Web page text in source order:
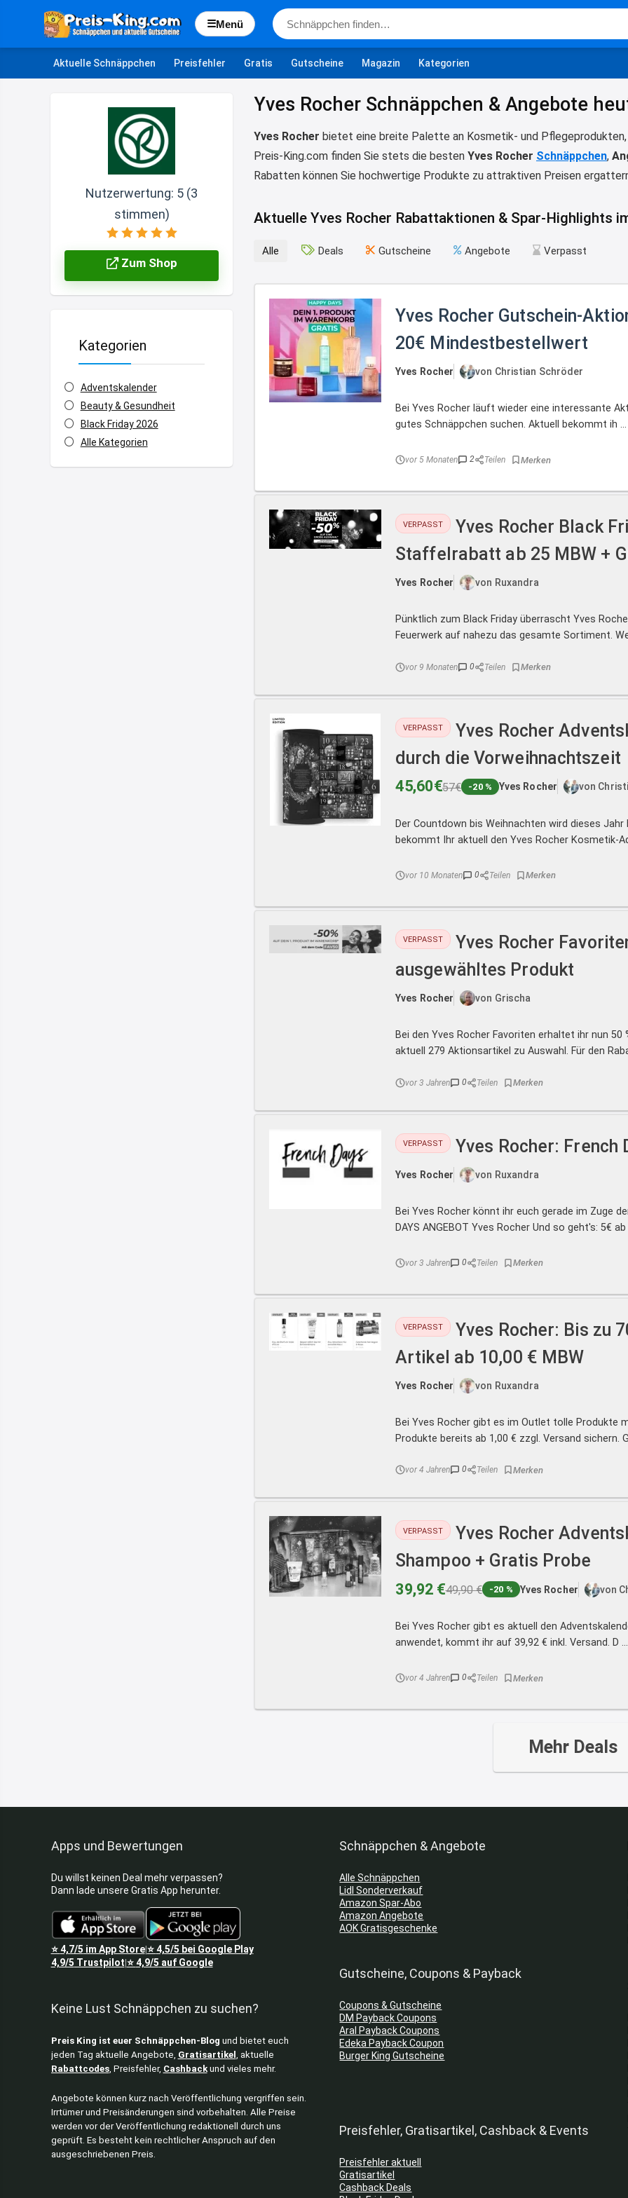
☰Menü
Aktuelle Schnäppchen Preisfehler Gratis Gutscheine Magazin Kategorien
Yves Rocher Schnäppchen & Angebote
Yves Rocher bietet eine breite Palette an Kosmetik- und
Preis-King.com finden Sie stets die besten Yves Rocher Schnäppchen,
Rabatten können Sie hochwertige Produkte zu attraktiven Preisen
Nutzerwertung: 5 (3
stimmen)
Zum Shop
Kategorien
Adventskalender
Beauty & Gesundheit
Black Friday 2026
Alle Kategorien
Aktuelle Yves Rocher Rabattaktionen & Spar-Highlights
Alle Deals Gutscheine Angebote Verpasst
Yves Rocher Gutschein-
20€ Mindestbestellwert
Yves Rocher von Christian Schröder
Bei Yves Rocher läuft wieder eine interessante
gutes Schnäppchen suchen. Aktuell bekommt ih ...
vor 5 Monaten 2 Teilen
VERPASST
Yves Rocher Black
Staffelrabatt ab 25 MBW +
Yves Rocher von Ruxandra
Pünktlich zum Black Friday überrascht Yves
Feuerwerk auf nahezu das gesamte Sortiment.
vor 9 Monaten 0 Teilen
VERPASST
Yves Rocher
durch die Vorweihnachtszeit
45,60€57€ -20 % Yves Rocher von
Der Countdown bis Weihnachten wird dieses
bekommt Ihr aktuell den Yves Rocher Kosmetik-
vor 10 Monaten 0 Teilen
VERPASST
Yves Rocher
ausgewähltes Produkt
Yves Rocher von Grischa
Bei den Yves Rocher Favoriten erhaltet ihr nun
aktuell 279 Aktionsartikel zu Auswahl. Für den
vor 3 Jahren 0 Teilen
VERPASST Yves Rocher:
Yves Rocher von Ruxandra
Bei Yves Rocher könnt ihr euch gerade im Zuge
DAYS ANGEBOT Yves Rocher Und so geht's: 5€ ab
vor 3 Jahren 0 Teilen
VERPASST
Yves Rocher: Bis zu
Artikel ab 10,00 € MBW
Yves Rocher von Ruxandra
Bei Yves Rocher gibt es im Outlet tolle Produkte
Produkte bereits ab 1,00 € zzgl. Versand sichern.
vor 4 Jahren 0 Teilen
VERPASST
Yves Rocher
Shampoo + Gratis Probe
39,92 €49,90 € -20 % Yves Rocher von
Bei Yves Rocher gibt es aktuell den
anwendet, kommt ihr auf 39,92 € inkl. Versand. D ...
vor 4 Jahren 0 Teilen
Mehr Deals
Apps und Bewertungen
Du willst keinen Deal mehr verpassen?
Dann lade unsere Gratis App herunter.
⭐4,7/5 im App Store|⭐4,5/5 bei Google Play
4,9/5 Trustpilot ⭐4,9/5 auf Google
Keine Lust Schnäppchen zu suchen?
Preis King ist euer Schnäppchen-Blog und bietet euch
jeden Tag aktuelle Angebote, Gratisartikel , aktuelle
Rabattcodes, Preisfehler, Cashbackund vieles mehr.
Angebote können kurz nach Veröffentlichung vergriffen sein.
Irrtümer und Preisänderungen sind vorbehalten. Alle Preise
werden vor der Veröffentlichung redaktionell durch uns
geprüft. Es besteht kein rechtlicher Anspruch auf den
ausgeschriebenen Preis.
Schnäppchen & Angebote
Alle Schnäppchen
Lidl Sonderverkauf
Amazon Spar-Abo
Amazon Angebote
AOK Gratisgeschenke
Gutscheine, Coupons & Payback
Coupons & Gutscheine
DM Payback Coupons
Aral Payback Coupons
Edeka Payback Coupon
Burger King Gutscheine
Preisfehler, Gratisartikel, Cashback & Events
Preisfehler aktuell
Gratisartikel
Cashback Deals